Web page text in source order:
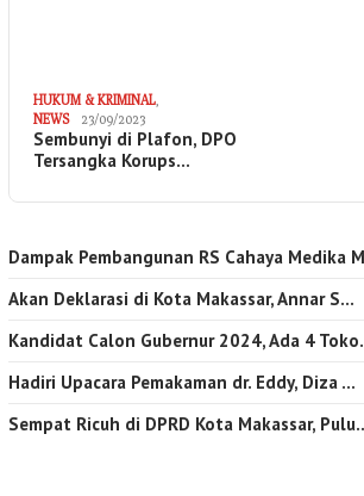
HUKUM & KRIMINAL
NEWS
23/09/2023
Sembunyi di Plafon, DPO
Tersangka Korups…
Dampak Pembangunan RS Cahaya Medika
Akan Deklarasi di Kota Makassar, Annar S…
Kandidat Calon Gubernur 2024, Ada 4
Hadiri Upacara Pemakaman dr. Eddy, Diza …
Sempat Ricuh di DPRD Kota Makassar,